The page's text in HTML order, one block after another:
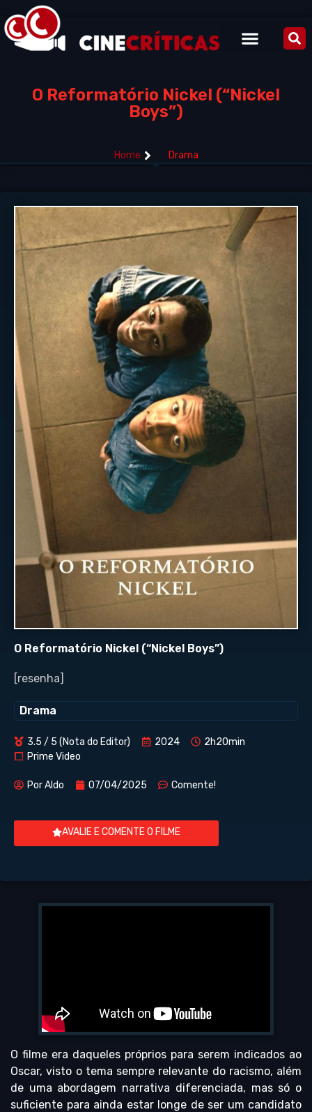
O Reformatório Nickel (“Nickel
Boys”)
Home Drama
O Reformatório Nickel (“Nickel Boys”)
[resenha]
Drama
3.5 / 5 (Nota do Editor) 2024
2h20min
Prime Video
PorAldo 07/04/2025 Comente!
AVALIE E COMENTE O FILME
O filme era daqueles próprios para serem indicados ao
Oscar, visto o tema sempre relevante do racismo, além
de uma abordagem narrativa diferenciada, mas só o
suficiente para ainda estar longe de ser um candidato